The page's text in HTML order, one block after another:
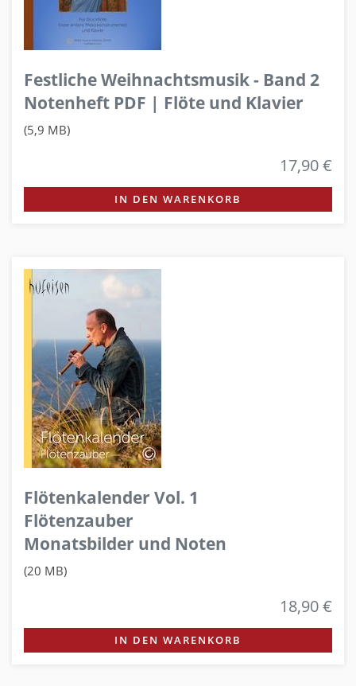
Festliche Weihnachtsmusik - Band 2
Notenheft PDF | Flöte und Klavier
(5,9 MB)
17,90 €
IN DEN WARENKORB
Flötenkalender Vol. 1
Flötenzauber
Monatsbilder und Noten
(20 MB)
18,90 €
IN DEN WARENKORB